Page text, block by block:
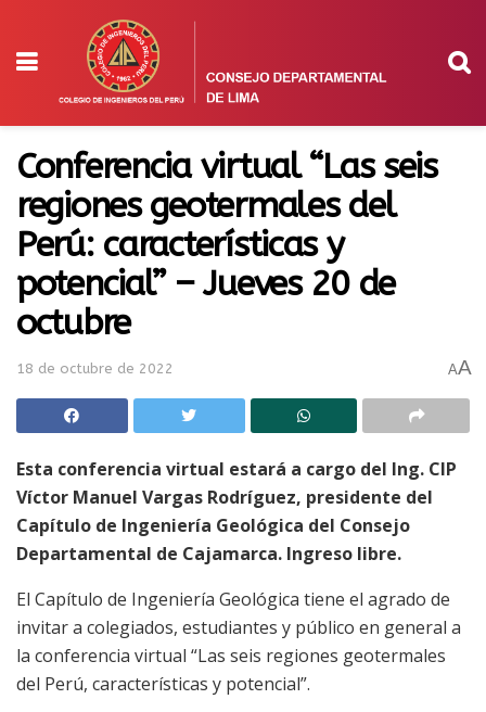
Conferencia virtual “Las seis
regiones geotermales del
Perú: características y
potencial” – Jueves 20 de
octubre
18 de octubre de 2022 AA
Esta conferencia virtual estará a cargo del Ing. CIP
Víctor Manuel Vargas Rodríguez, presidente del
Capítulo de Ingeniería Geológica del Consejo
Departamental de Cajamarca. Ingreso libre.
El Capítulo de Ingeniería Geológica tiene el agrado de
invitar a colegiados, estudiantes y público en general a
la conferencia virtual “Las seis regiones geotermales
del Perú, características y potencial”.